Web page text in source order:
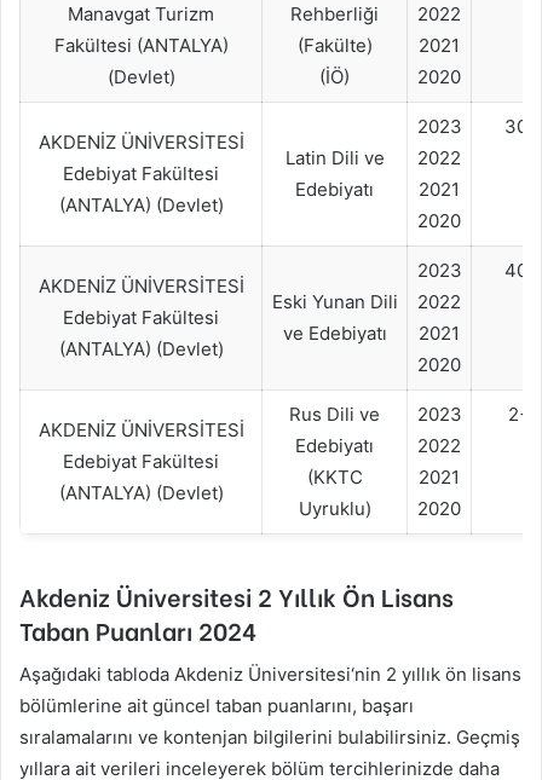
Manavgat Turizm
Fakültesi (ANTALYA)
(Devlet)
Rehberliği
(Fakülte)
(İÖ)
2022
2021
2020
AKDENİZ ÜNİVERSİTESİ
Edebiyat Fakültesi
(ANTALYA) (Devlet)
Latin Dili ve
Edebiyatı
2023
2022
2021
2020
AKDENİZ ÜNİVERSİTESİ
Edebiyat Fakültesi
(ANTALYA) (Devlet)
Eski Yunan Dili
ve Edebiyatı
2023
2022
2021
2020
AKDENİZ ÜNİVERSİTESİ
Edebiyat Fakültesi
(ANTALYA) (Devlet)
Rus Dili ve
Edebiyatı
(KKTC
Uyruklu)
2023
2022
2021
2020
Akdeniz Üniversitesi 2 Yıllık Ön Lisans
Taban Puanları 2024
Aşağıdaki tabloda Akdeniz Üniversitesi‘nin 2 yıllık ön lisans
bölümlerine ait güncel taban puanlarını, başarı
sıralamalarını ve kontenjan bilgilerini bulabilirsiniz. Geçmiş
yıllara ait verileri inceleyerek bölüm tercihlerinizde daha